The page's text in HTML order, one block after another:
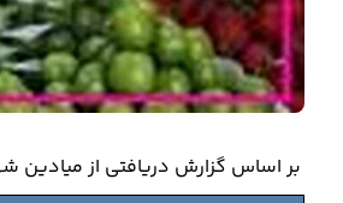
بر اساس گزارش دریافتی از میادین شهرداری